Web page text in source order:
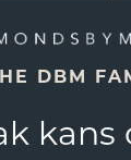
€
scala aan
hanger!
DBM
kans